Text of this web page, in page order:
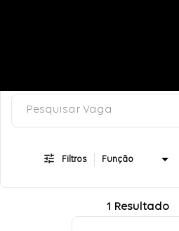
Job Search Page
Filtros Função
1 Resultado